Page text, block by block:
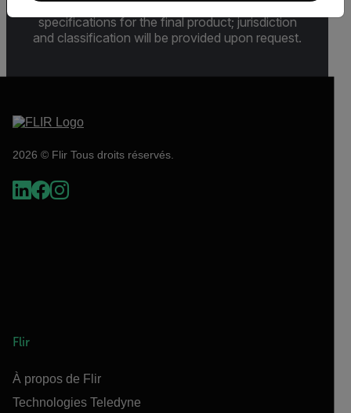
Sections 730-774) depending upon
specifications for the final product; jurisdiction
and classification will be provided upon request.
2026 © Flir Tous droits réservés.
Flir
À propos de Flir
Technologies Teledyne